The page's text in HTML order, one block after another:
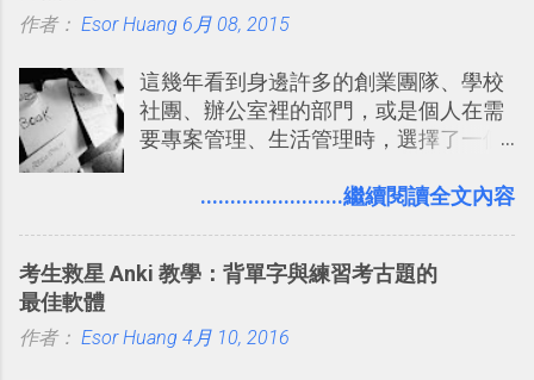
Twitter型服務，而最近一向簡約的
天推出的「 Twitter Blocks 」更是一個
值得一玩的3D視覺化功能，下面就來分
享一下我玩這個新功能的一些感想。
Twitter Blocks：
蒐小誌： http://twitter.com/esorhjy
Twitter除了自顧自的碎碎念外，你可以
者，只要進入該使用者的個人頁面，然
想必還是會有一番美好的回味。 還好我
Mozilla Demo Studio 」網站提供了讓技
術人員交流HTML、CSS、Javascript新
玩意的園地，而其中一個最新的作品，
一代的網頁版！ 這款「 DOOM on the
內，玩家可以免費上網通關！不過目前
Firefox 4 和Safari ，而 Google Chrome
作者： Esor Huang 6月 08, 2015
這幾年看到身邊許多的創業團隊、學校
社團、辦公室裡的部門，或是個人在需
要專案管理、生活管理時，選擇了一個
一個什麼樣的管理工具，讓這麼多人都
念」的管理教學文章： 把 Evernote 當
Google Drive 變身 Trello ！幫雲端硬碟
........................繼續閱讀全文內容
考生救星 Anki 教學：背單字與練習考古題的
最佳軟體
作者： Esor Huang 4月 10, 2016